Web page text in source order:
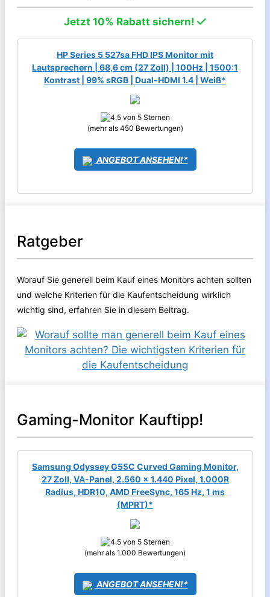
Jetzt 10% Rabatt sichern!
HP Series 5 527sa FHD IPS Monitor mit
Lautsprechern | 68,6 cm (27 Zoll) | 100Hz | 1500:1
Kontrast | 99% sRGB | Dual-HDMI 1.4 | Weiß*
(mehr als 450 Bewertungen)
ANGEBOT ANSEHEN!*
Ratgeber
Worauf Sie generell beim Kauf eines Monitors achten sollten
und welche Kriterien für die Kaufentscheidung wirklich
wichtig sind, erfahren Sie in diesem Beitrag.
Gaming-Monitor Kauftipp!
Samsung Odyssey G55C Curved Gaming Monitor,
27 Zoll, VA-Panel, 2.560 x 1.440 Pixel, 1.000R
Radius, HDR10, AMD FreeSync, 165 Hz, 1 ms
(MPRT)*
(mehr als 1.000 Bewertungen)
ANGEBOT ANSEHEN!*